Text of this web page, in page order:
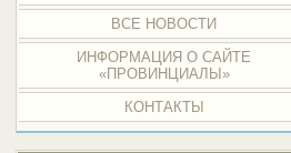
ВСЕ НОВОСТИ
ИНФОРМАЦИЯ О САЙТЕ
«ПРОВИНЦИАЛЫ»
КОНТАКТЫ